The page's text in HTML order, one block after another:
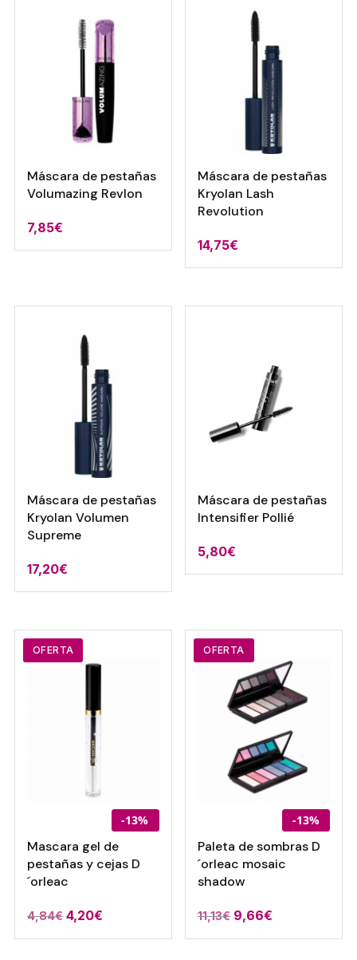
Máscara de pestañas
Volumazing Revlon
7,85€
Máscara de pestañas
Kryolan Lash
Revolution
14,75€
Máscara de pestañas
Kryolan Volumen
Supreme
17,20€
Máscara de pestañas
Intensifier Pollié
5,80€
OFERTA
-13%
Mascara gel de
pestañas y cejas D
´orleac
4,84€ El
precio
4,20€El
precio
OFERTA
-13%
Paleta de sombras D
´orleac mosaic
shadow
11,13€ El
precio
9,66€
precio